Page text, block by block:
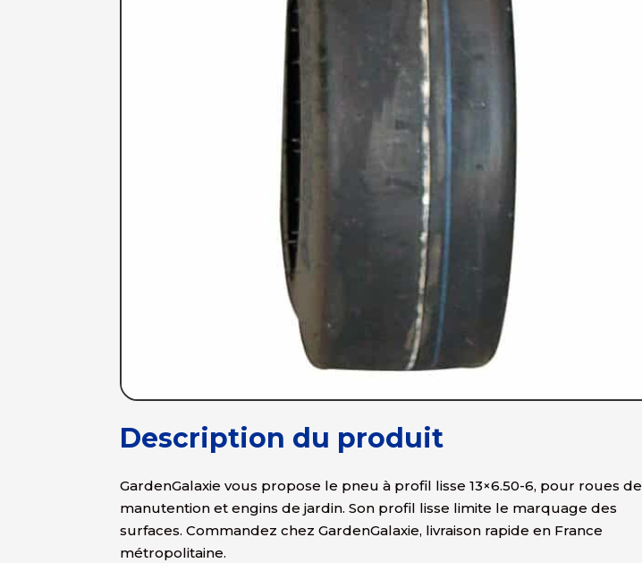
Description du produit
GardenGalaxie vous propose le pneu à profil lisse 13×6.50-6, pour roues de
manutention et engins de jardin. Son profil lisse limite le marquage des
surfaces. Commandez chez GardenGalaxie, livraison rapide en France
métropolitaine.